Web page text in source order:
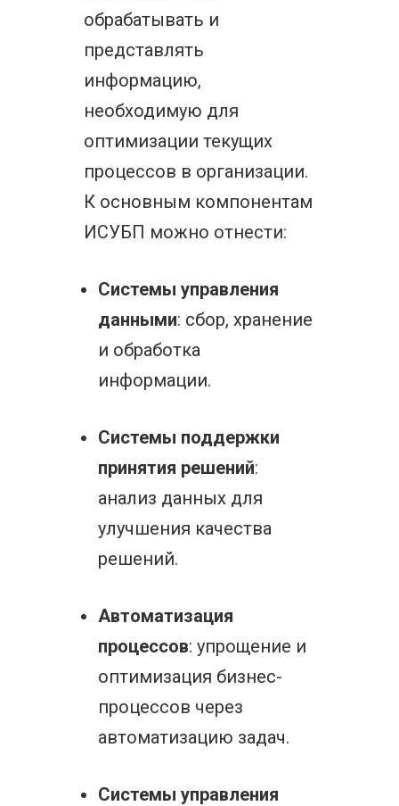
обрабатывать и
представлять
информацию,
необходимую для
оптимизации текущих
процессов в организации.
К основным компонентам
ИСУБП можно отнести:
Системы управления
данными: сбор, хранение
и обработка
информации.
Системы поддержки
принятия решений:
анализ данных для
улучшения качества
решений.
Автоматизация
процессов: упрощение и
оптимизация бизнес-
процессов через
автоматизацию задач.
Системы управления